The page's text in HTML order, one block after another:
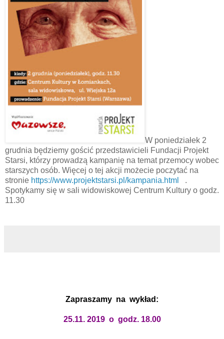
W poniedziałek 2
grudnia będziemy gościć przedstawicieli Fundacji Projekt
Starsi, którzy prowadzą kampanię na temat przemocy wobec
starszych osób. Więcej o tej akcji możecie poczytać na
stronie https://www.projektstarsi.pl/kampania.html
.
Spotykamy się w sali widowiskowej Centrum Kultury o godz.
11.30
Zapraszamy na wykład:
25.11. 2019 o godz. 18.00